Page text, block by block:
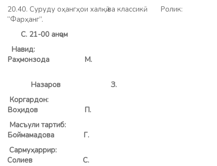
20.40. Суруду оҳангҳои халқӣ ва классикӣ. Ролик:
“Фарҳанг”.
С. 21-00 анҷом
Навид:
Раҳмонзода М.
Назаров З.
Коргардон:
Воҳидов П.
Масъули тартиб:
Боймамадова Г.
Сармуҳаррир:
Солиев С.